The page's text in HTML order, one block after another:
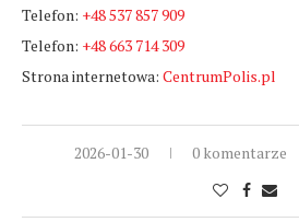
Telefon: +48 537 857 909
Telefon: +48 663 714 309
Strona internetowa: CentrumPolis.pl
2026-01-30 0 komentarze